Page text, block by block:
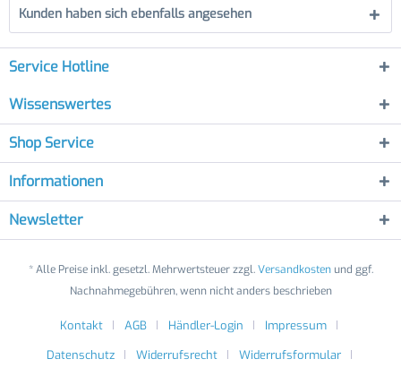
Kunden haben sich ebenfalls angesehen
Service Hotline
Wissenswertes
Shop Service
Informationen
Newsletter
* Alle Preise inkl. gesetzl. Mehrwertsteuer zzgl.Versandkostenund ggf.
Nachnahmegebühren, wenn nicht anders beschrieben
Kontakt AGB Händler-Login
Impressum
Datenschutz
Widerrufsrecht
Widerrufsformular